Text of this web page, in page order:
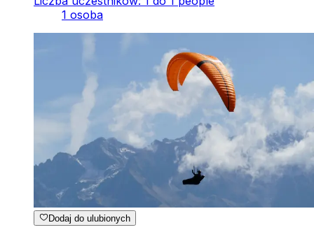
1 osoba
Dodaj do ulubionych